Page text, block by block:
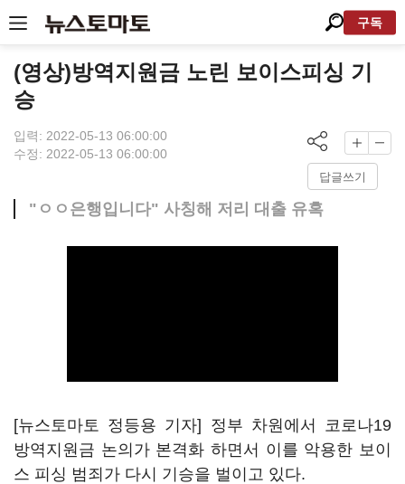
구독
(영상)방역지원금 노린 보이스피싱 기
승
입력: 2022-05-13 06:00:00
수정: 2022-05-13 06:00:00
답글쓰기
"ㅇㅇ은행입니다" 사칭해 저리 대출 유혹
[뉴스토마토 정등용 기자] 정부 차원에서 코로나19
방역지원금 논의가 본격화 하면서 이를 악용한 보이
스 피싱 범죄가 다시 기승을 벌이고 있다.